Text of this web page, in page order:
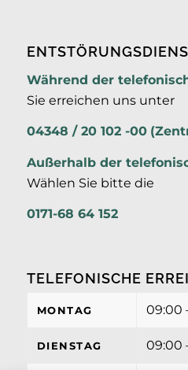
Während der
Sie erreichen uns unter
04348 / 20 102 -00
Außerhalb der
Wählen Sie bitte die
0171-68 64 152
TELEFONISCHE
MONTAG 09:00
DIENSTAG 09:00